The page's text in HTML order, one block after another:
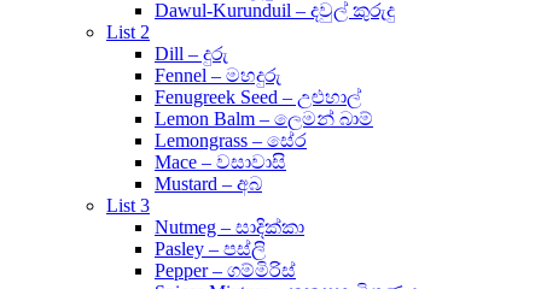
Dawul-Kurunduil – දවුල් කුරුදු
List 2
Dill – දුරු
Fennel – මහදුරු
Fenugreek Seed – උළුහාල්
Lemon Balm – ලෙමන් බාම්
Lemongrass – සේර
Mace – වසාවාසි
Mustard – අබ
List 3
Nutmeg – සාදික්කා
Pasley – පස්ලි
Pepper – ගම්මිරිස්